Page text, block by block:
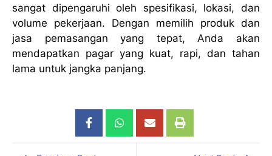
sangat dipengaruhi oleh spesifikasi, lokasi, dan
volume pekerjaan. Dengan memilih produk dan
jasa pemasangan yang tepat, Anda akan
mendapatkan pagar yang kuat, rapi, dan tahan
lama untuk jangka panjang.